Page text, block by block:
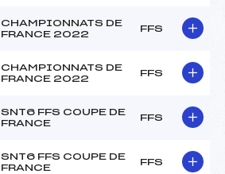
CHAMPIONNATS DE
FRANCE 2022
FFS
CHAMPIONNATS DE
FRANCE 2022
FFS
SNT6 FFS COUPE DE
FRANCE
FFS
SNT6 FFS COUPE DE
FRANCE
FFS